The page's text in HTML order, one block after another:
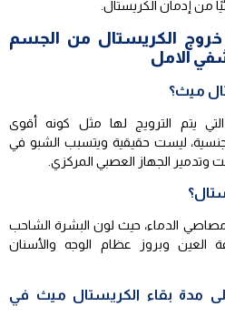
من إدمان الكريستال.
الكريستال من الجسم
الامل
ميث؟
يتم الترويج لها مثل كونه أقوى
ليست حقيقية ويتسبب الشبو في
وتدمير الجهاز العصبي المركزي.
الدماء، حيث لون البشرة الشاحب
العين وبروز عظام الوجه والأسنان
مدة بقاء الكريستال ميث في